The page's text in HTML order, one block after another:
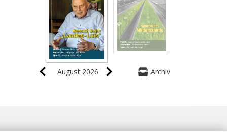
August 2026 Archiv